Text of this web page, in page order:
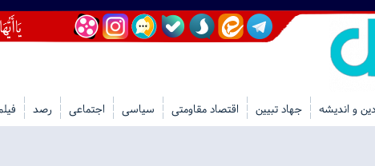
دین و اندیشه جهاد تبیین اقتصاد مقاومتی سیاسی اجتماعی رصد